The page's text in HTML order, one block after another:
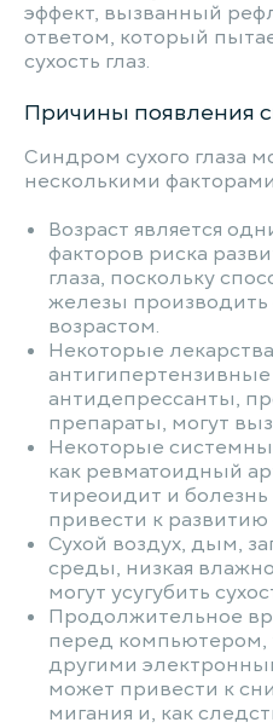
эффект, вызванный
ответом, который
сухость глаз.
Причины появления
Синдром сухого глаза
несколькими
Возраст является
факторов риска
глаза, поскольку
железы производить
возрастом.
Некоторые
антигипертензивные
антидепрессанты,
препараты, могут
Некоторые
как ревматоидный
тиреоидит и
привести к развитию
Сухой воздух, дым,
среды, низкая
могут усугубить
Продолжительное
перед компьютером,
другими
может привести к
мигания и, как